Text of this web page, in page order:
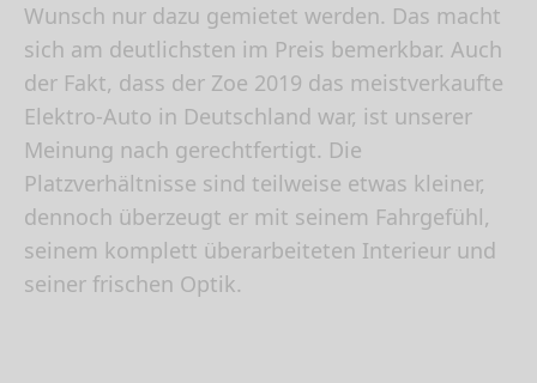
Wunsch nur dazu gemietet werden. Das macht
sich am deutlichsten im Preis bemerkbar. Auch
der Fakt, dass der Zoe 2019 das meistverkaufte
Elektro-Auto in Deutschland war, ist unserer
Meinung nach gerechtfertigt. Die
Platzverhältnisse sind teilweise etwas kleiner,
dennoch überzeugt er mit seinem Fahrgefühl,
seinem komplett überarbeiteten Interieur und
seiner frischen Optik.